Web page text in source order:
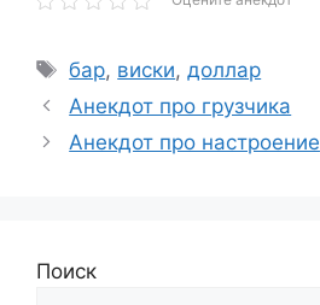
Метки
бар, виски,доллар
Анекдот про грузчика
Анекдот про настроение
Поиск